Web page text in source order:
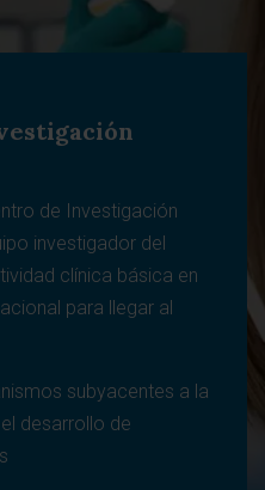
de Investigación
investigador del
clínica básica en
para llegar al
subyacentes a la
desarrollo de